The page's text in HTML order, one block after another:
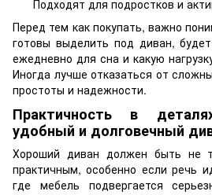
Подходят для подростков и
Перед тем как покупать, важно
готовы выделить под диван,
ежедневно для сна и какую
Иногда лучше отказаться от
простоты и надежности.
Практичность в
удобный и долговечный
Хороший диван должен быть не
практичным, особенно если речь
где мебель подвергается